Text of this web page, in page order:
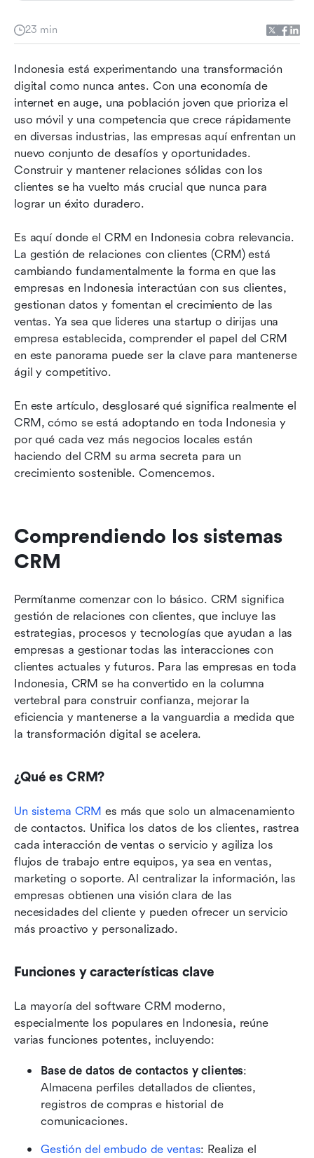
23 min
Indonesia está experimentando una transformación
digital como nunca antes. Con una economía de
internet en auge, una población joven que prioriza el
uso móvil y una competencia que crece rápidamente
en diversas industrias, las empresas aquí enfrentan un
nuevo conjunto de desafíos y oportunidades.
Construir y mantener relaciones sólidas con los
clientes se ha vuelto más crucial que nunca para
lograr un éxito duradero.
Es aquí donde el CRM en Indonesia cobra relevancia.
La gestión de relaciones con clientes (CRM) está
cambiando fundamentalmente la forma en que las
empresas en Indonesia interactúan con sus clientes,
gestionan datos y fomentan el crecimiento de las
ventas. Ya sea que lideres una startup o dirijas una
empresa establecida, comprender el papel del CRM
en este panorama puede ser la clave para mantenerse
ágil y competitivo.
En este artículo, desglosaré qué significa realmente el
CRM, cómo se está adoptando en toda Indonesia y
por qué cada vez más negocios locales están
haciendo del CRM su arma secreta para un
crecimiento sostenible. Comencemos.
Comprendiendo los sistemas
CRM
Permítanme comenzar con lo básico. CRM significa
gestión de relaciones con clientes, que incluye las
estrategias, procesos y tecnologías que ayudan a las
empresas a gestionar todas las interacciones con
clientes actuales y futuros. Para las empresas en toda
Indonesia, CRM se ha convertido en la columna
vertebral para construir confianza, mejorar la
eficiencia y mantenerse a la vanguardia a medida que
la transformación digital se acelera.
¿Qué es CRM?
Un sistema CRM es más que solo un almacenamiento
de contactos. Unifica los datos de los clientes, rastrea
cada interacción de ventas o servicio y agiliza los
flujos de trabajo entre equipos, ya sea en ventas,
marketing o soporte. Al centralizar la información, las
empresas obtienen una visión clara de las
necesidades del cliente y pueden ofrecer un servicio
más proactivo y personalizado.
Funciones y características clave
La mayoría del software CRM moderno,
especialmente los populares en Indonesia, reúne
varias funciones potentes, incluyendo:
Base de datos de contactos y clientes:
Almacena perfiles detallados de clientes,
registros de compras e historial de
comunicaciones.
Gestión del embudo de ventas: Realiza el
Comprendiendo los sistemas CRM
Beneficios clave y consideraciones al elegir un
CRM en Indonesia
Principales soluciones CRM para empresas
indonesias
Cómo elegir el CRM adecuado para su negocio
en Indonesia
Conclusión
Preguntas frecuentes
Lectura relacionada